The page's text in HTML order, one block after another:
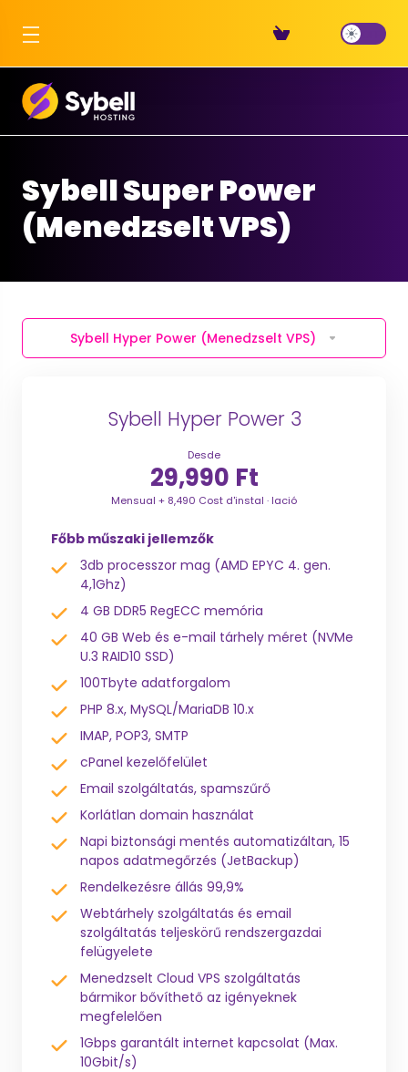
Sybell Super Power
(Menedzselt VPS)
Sybell Hyper Power (Menedzselt VPS)
Sybell Hyper Power 3
Desde
29,990 Ft
Mensual + 8,490 Cost d'instal · lació
Főbb műszaki jellemzők
3db processzor mag (AMD EPYC 4. gen.
4,1Ghz)
4 GB DDR5 RegECC memória
40 GB Web és e-mail tárhely méret (NVMe
U.3 RAID10 SSD)
100Tbyte adatforgalom
PHP 8.x, MySQL/MariaDB 10.x
IMAP, POP3, SMTP
cPanel kezelőfelület
Email szolgáltatás, spamszűrő
Korlátlan domain használat
Napi biztonsági mentés automatizáltan, 15
napos adatmegőrzés (JetBackup)
Rendelkezésre állás 99,9%
Webtárhely szolgáltatás és email
szolgáltatás teljeskörű rendszergazdai
felügyelete
Menedzselt Cloud VPS szolgáltatás
bármikor bővíthető az igényeknek
megfelelően
1Gbps garantált internet kapcsolat (Max.
10Gbit/s)